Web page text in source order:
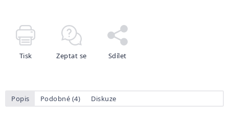
Tisk Zeptat se Sdílet
Popis Podobné (4) Diskuze